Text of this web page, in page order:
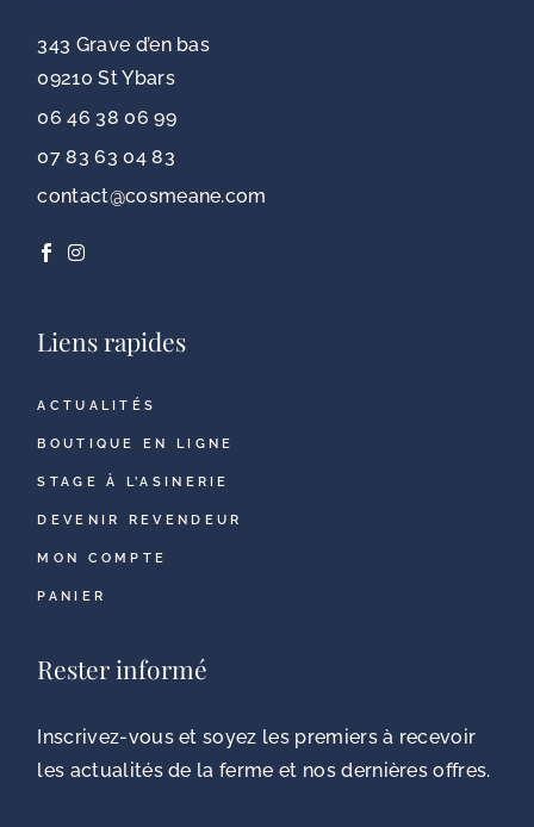
343 Grave d’en bas
09210 St Ybars
06 46 38 06 99
07 83 63 04 83
contact@cosmeane.com
Liens rapides
ACTUALITÉS
BOUTIQUE EN LIGNE
STAGE À L’ASINERIE
DEVENIR REVENDEUR
MON COMPTE
PANIER
Rester informé
Inscrivez-vous et soyez les premiers à recevoir
les actualités de la ferme et nos dernières offres.